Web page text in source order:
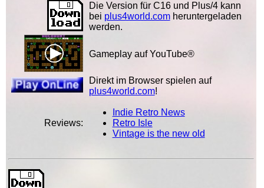
Die Version für C16 und Plus/4 kann
bei plus4world.comheruntergeladen
werden.
Gameplay auf YouTube®
Direkt im Browser spielen auf
plus4world.com!
Reviews:
Indie Retro News
Retro Isle
Vintage is the new old